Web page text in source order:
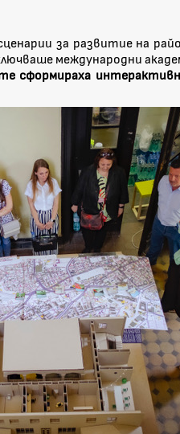
за развитие на
международни
сформираха